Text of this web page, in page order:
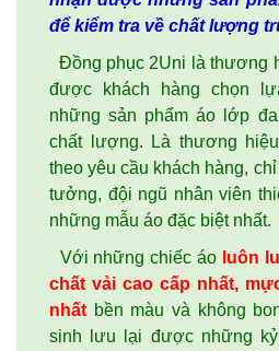
để kiểm tra về chất lượng
Đồng phục 2Uni là thương
được khách hàng chọn
những sản phẩmáo lớp
chất lượng. Là thương
theo yêu cầu khách hàng,
tưởng, đội ngũ nhân viên
những mẫu áo đặc biệt nhất.
Với những chiếc áo luôn
chất vải cao cấp nhất,
nhất bền màu và không
sinh lưu lại được những